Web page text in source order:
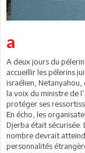
a
A deux jours du
accueillir les pélerins
israélien,
la voix du ministre de
protéger ses
En écho, les
Djerba était sécurisée.
nombre devrait
personnalités